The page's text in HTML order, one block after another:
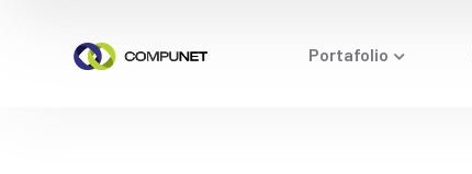
Portafolio